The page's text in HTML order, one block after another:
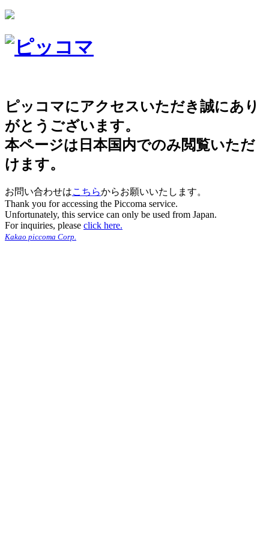
ピッコマにアクセスいただき誠にあり
がとうございます。
本ページは日本国内でのみ閲覧いただ
けます。
お問い合わせはこちらからお願いいたします。
Thank you for accessing the Piccoma service.
Unfortunately, this service can only be used from Japan.
For inquiries, please click here.
Kakao piccoma Corp.